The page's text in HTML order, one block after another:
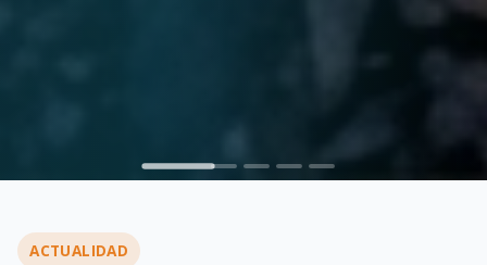
ACTUALIDAD